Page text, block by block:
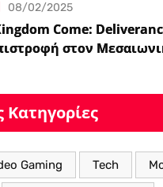
08/02/2025
Come:
στον
Κατηγορίες
Gaming Tech